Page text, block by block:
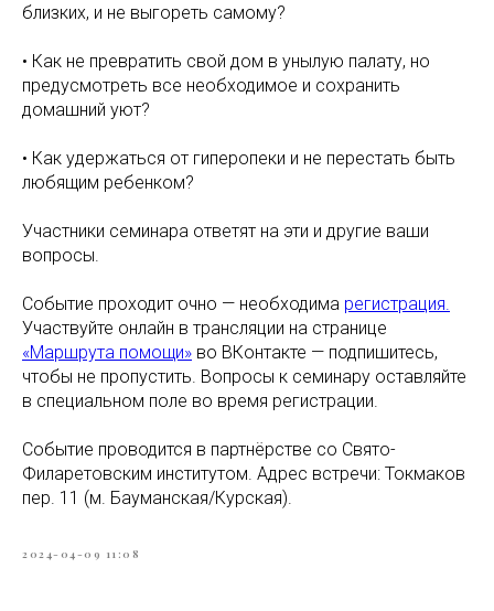
близких, и не выгореть самому?
• Как не превратить свой дом в унылую палату, но
предусмотреть все необходимое и сохранить
домашний уют?
• Как удержаться от гиперопеки и не перестать быть
любящим ребенком?
Участники семинара ответят на эти и другие ваши
вопросы.
Событие проходит очно — необходима регистрация.
Участвуйте онлайн в трансляции на странице
«Маршрута помощи» во ВКонтакте — подпишитесь,
чтобы не пропустить. Вопросы к семинару оставляйте
в специальном поле во время регистрации.
Событие проводится в партнёрстве со Свято-
Филаретовским институтом. Адрес встречи: Токмаков
пер. 11 (м. Бауманская/Курская).
2024-04-09 11:08